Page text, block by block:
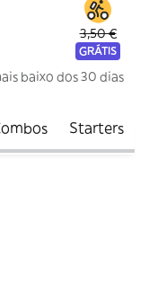
3,50 €
GRÁTIS
baixo dos 30 dias
Starters